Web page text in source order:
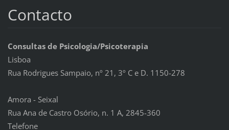
Contacto
Consultas de Psicologia/Psicoterapia
Lisboa
Rua Rodrigues Sampaio, nº 21, 3º C e D. 1150-278
Amora - Seixal
Rua Ana de Castro Osório, n. 1 A, 2845-360
Telefone